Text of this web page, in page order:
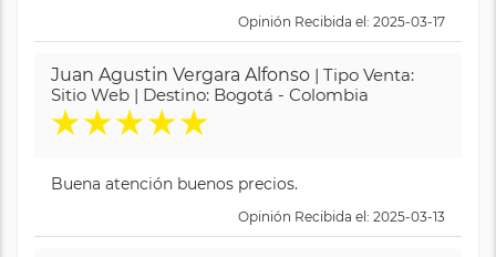
Opinión Recibida el: 2025-03-17
Juan Agustin Vergara Alfonso | Tipo Venta:
Sitio Web | Destino: Bogotá - Colombia
★★★★★
Buena atención buenos precios.
Opinión Recibida el: 2025-03-13